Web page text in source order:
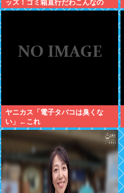
ッズ！ゴミ箱直行だわこんなの
w」←大炎上してしまう
ヤニカス「電子タバコは臭くな
い」←これ